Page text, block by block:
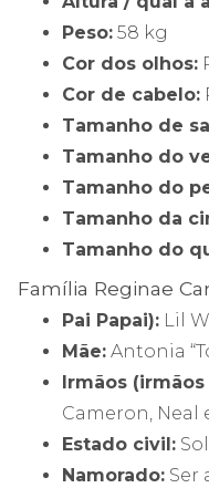
Peso: 58 kg
Cor dos olhos:
Cor de cabelo:
Tamanho de
Tamanho do
Tamanho do
Tamanho da
Tamanho do
Família Reginae
Pai Papai): Lil
Mãe: Antonia
Irmãos
Cameron, Neal
Estado civil:
Namorado: Ser